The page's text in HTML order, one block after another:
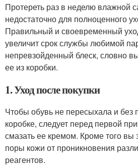
Протереть раз в неделю влажной
недостаточно для полноценного
Правильный и своевременный
увеличит срок службы любимой
непревзойденный блеск, словно
ее из коробки.
1. Уход после покупки
Чтобы обувь не пересыхала и без
коробке, следует перед первой
смазать ее кремом. Кроме того вы
поры кожи от проникновения
реагентов.